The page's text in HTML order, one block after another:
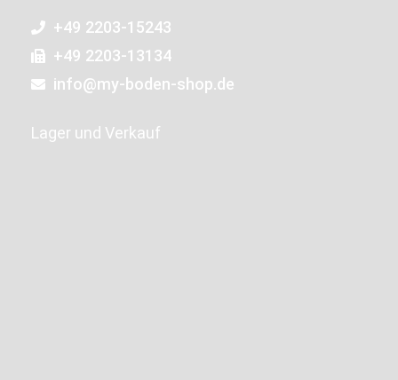
+49 2203-15243
+49 2203-13134
info@my-boden-shop.de
Lager und Verkauf